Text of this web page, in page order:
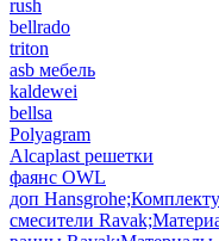
rush
bellrado
triton
asb мебель
kaldewei
bellsa
Polyagram
Alcaplast решетки
фаянс OWL
доп
смесители